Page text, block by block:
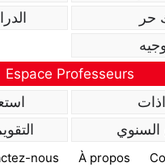
حر
Espace Professeurs
السنوي
nous À propos